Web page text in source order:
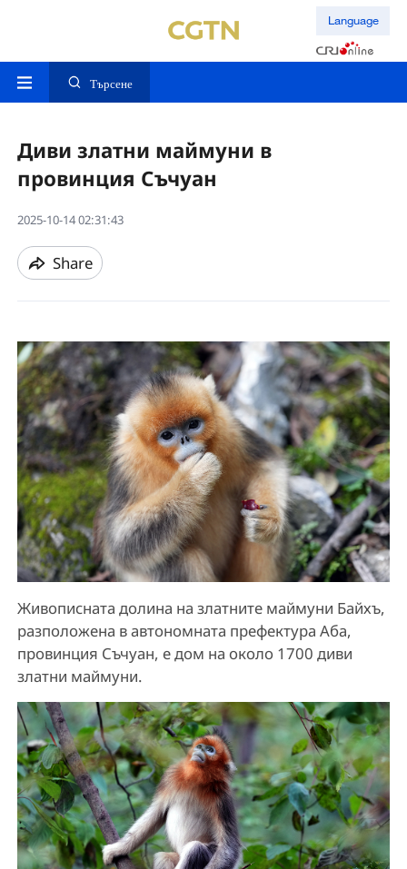
Language
Търсене
Диви златни маймуни в
провинция Съчуан
2025-10-14 02:31:43
Share
Живописната долина на златните маймуни Байхъ,
разположена в автономната префектура Аба,
провинция Съчуан, е дом на около 1700 диви
златни маймуни.